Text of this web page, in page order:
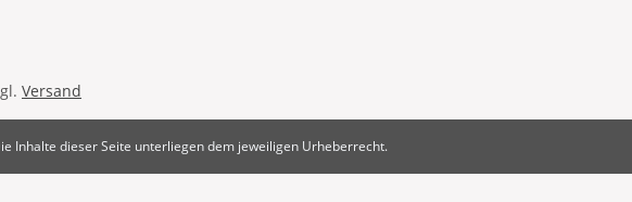
Versand
Inhalte dieser Seite unterliegen dem jeweiligen Urheberrecht.